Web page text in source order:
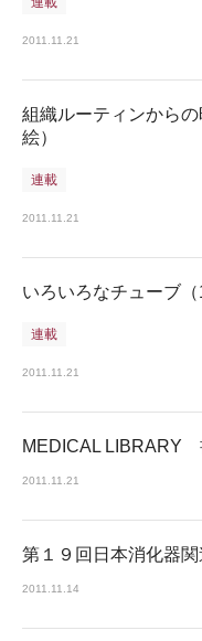
2011.11.21
組織ルーティンから
絵）
連載
2011.11.21
いろいろなチューブ（
連載
2011.11.21
MEDICAL LIBRARY
2011.11.21
第１９回日本消化器
2011.11.14